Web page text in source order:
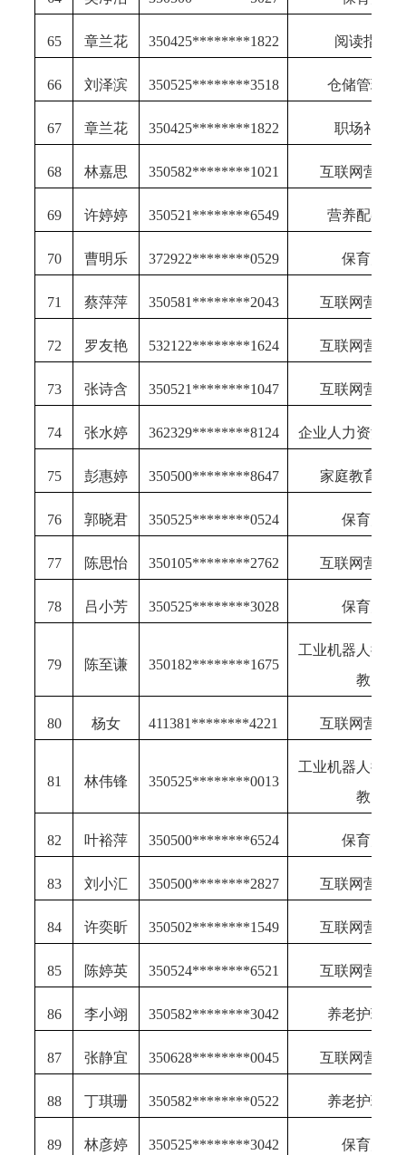
65 章兰花 350425********1822 阅读指导
66 刘泽滨 350525********3518 仓储管理员
67 章兰花 350425********1822 职场礼仪
68 林嘉思 350582********1021 互联网营销师
69 许婷婷 350521********6549 营养配餐员
70 曹明乐 372922********0529 保育师
71 蔡萍萍 350581********2043 互联网营销师
72 罗友艳 532122********1624 互联网营销师
73 张诗含 350521********1047 互联网营销师
74 张水婷 362329********8124 企业人力资源管
75 彭惠婷 350500********8647 家庭教育指导
76 郭晓君 350525********0524 保育师
77 陈思怡 350105********2762 互联网营销师
78 吕小芳 350525********3028 保育师
79 陈至谦 350182********1675
工业机器人操作
教
80 杨女 411381********4221 互联网营销师
81 林伟锋 350525********0013
工业机器人操作
教
82 叶裕萍 350500********6524 保育师
83 刘小汇 350500********2827 互联网营销师
84 许奕昕 350502********1549 互联网营销师
85 陈婷英 350524********6521 互联网营销师
86 李小翊 350582********3042 养老护理员
87 张静宜 350628********0045 互联网营销师
88 丁琪珊 350582********0522 养老护理员
89 林彦婷 350525********3042 保育师